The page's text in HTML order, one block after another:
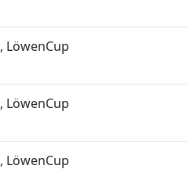
LöwenCup
LöwenCup
LöwenCup